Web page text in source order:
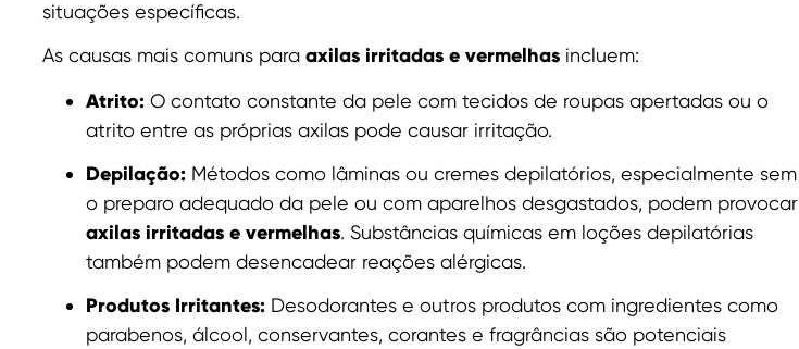
situações específicas.
As causas mais comuns para axilas irritadas e vermelhas incluem:
Atrito: O contato constante da pele com tecidos de roupas apertadas ou o
atrito entre as próprias axilas pode causar irritação.
Depilação: Métodos como lâminas ou cremes depilatórios, especialmente sem
o preparo adequado da pele ou com aparelhos desgastados, podem provocar
axilas irritadas e vermelhas. Substâncias químicas em loções depilatórias
também podem desencadear reações alérgicas.
Produtos Irritantes: Desodorantes e outros produtos com ingredientes como
parabenos, álcool, conservantes, corantes e fragrâncias são potenciais